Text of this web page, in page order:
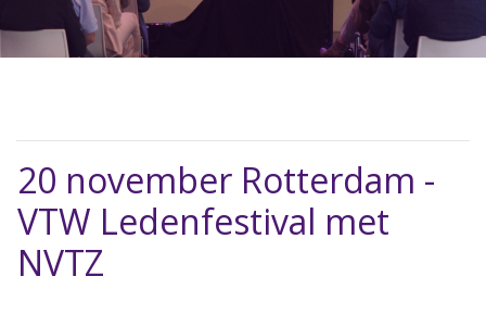
20 november Rotterdam -
VTW Ledenfestival met
NVTZ